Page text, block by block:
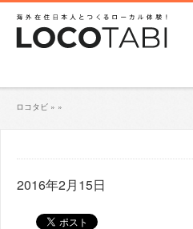
ロコタビ » »
2016年2月15日